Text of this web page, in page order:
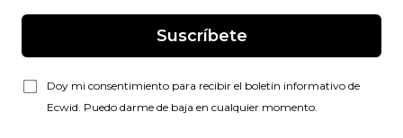
Suscríbete
Doy mi consentimiento para recibir el boletín informativo de
Ecwid. Puedo darme de baja en cualquier momento.